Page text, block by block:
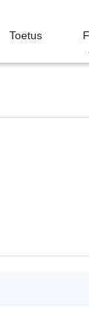
Toetus